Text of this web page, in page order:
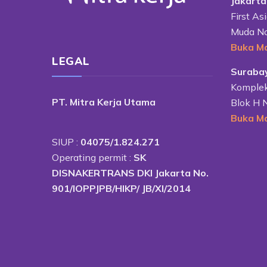
LEGAL
PT. Mitra Kerja Utama
SIUP : 04075/1.824.271
Operating permit : SK
DISNAKERTRANS DKI Jakarta No.
901/IOPPJPB/HIKP/ JB/XI/2014
First
Muda
Buka
Blok H
Buka